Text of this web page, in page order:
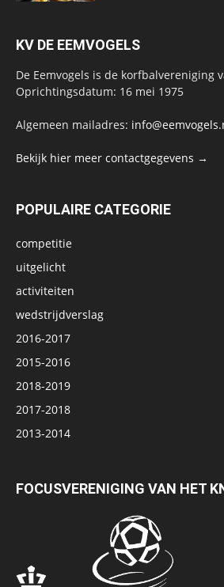
KV DE EEMVOGELS
De Eemvogels is de korfbalvereniging
Oprichtingsdatum: 16 mei 1975
Algemeen mailadres:
Bekijk hier meer contactgegevens →
POPULAIRE CATEGORIE
competitie
uitgelicht
activiteiten
wedstrijdverslag
2016-2017
2015-2016
2018-2019
2017-2018
2013-2014
FOCUSVERENIGING VAN HET